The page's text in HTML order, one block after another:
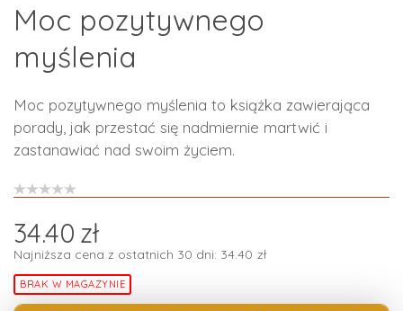
Moc pozytywnego
myślenia
Moc pozytywnego myślenia to książka zawierająca
porady, jak przestać się nadmiernie martwić i
zastanawiać nad swoim życiem.
34.40 zł
Najniższa cena z ostatnich 30 dni: 34.40 zł
BRAK W MAGAZYNIE